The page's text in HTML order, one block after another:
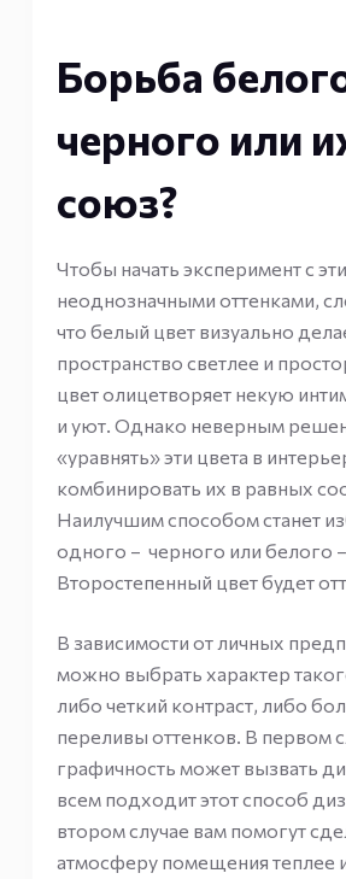
Борьба
черного или
союз?
Чтобы начать эксперимент с
неоднозначными оттенками,
что белый цвет визуально
пространство светлее и
цвет олицетворяет некую
и уют. Однако неверным
«уравнять» эти цвета в
комбинировать их в равных
Наилучшим способом станет
одного – черного или белого –
Второстепенный цвет будет
В зависимости от личных
можно выбрать характер
либо четкий контраст, либо
переливы оттенков. В первом
графичность может вызвать
всем подходит этот способ
втором случае вам помогут
атмосферу помещения теплее